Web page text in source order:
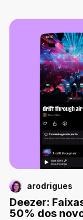
arodrigues
Deezer:
50% dos